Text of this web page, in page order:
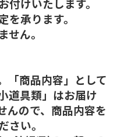
承ります。
ん。
「商品内容」として
道具類」はお届け
んので、商品内容を
さい。